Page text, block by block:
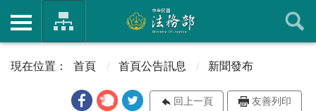
首頁 首頁公告訊息 新聞發布
回上一頁 友善列印